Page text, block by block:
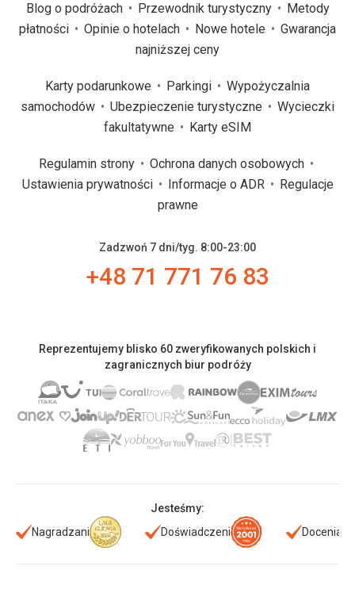
Blog o podróżach Przewodnik turystyczny
Metody
płatności
Opinie o hotelach Nowe hotele
Gwarancja
najniższej ceny
Karty podarunkowe Parkingi
Wypożyczalnia
samochodów
Ubezpieczenie turystyczne
Wycieczki
fakultatywne
Karty eSIM
Regulamin strony
Ochrona danych osobowych
Ustawienia prywatności
Informacje o ADR
Regulacje
prawne
Zadzwoń 7 dni/tyg. 8:00-23:00
+48 71 771 76 83
Reprezentujemy blisko 60 zweryfikowanych polskich i
zagranicznych biur podróży
Jesteśmy:
Nagradzani
Doświadczeni Doceniani